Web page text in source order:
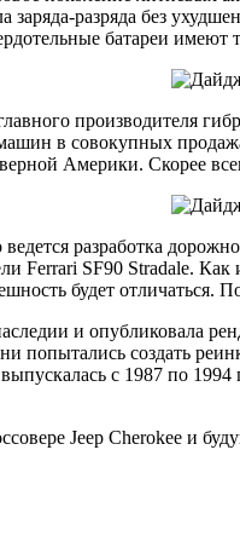
разряда без
батареи имеют
производителя
в совокупных
Америки. Скорее
разработка
Ferrari SF90 Stradale.
будет
и опубликовала
попытались создать
выпускалась с 1987 по
Jeep Cherokee и